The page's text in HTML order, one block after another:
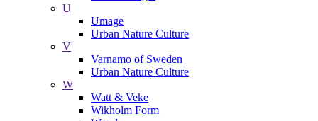
U
Umage
Urban Nature Culture
V
Varnamo of Sweden
Urban Nature Culture
W
Watt & Veke
Wikholm Form